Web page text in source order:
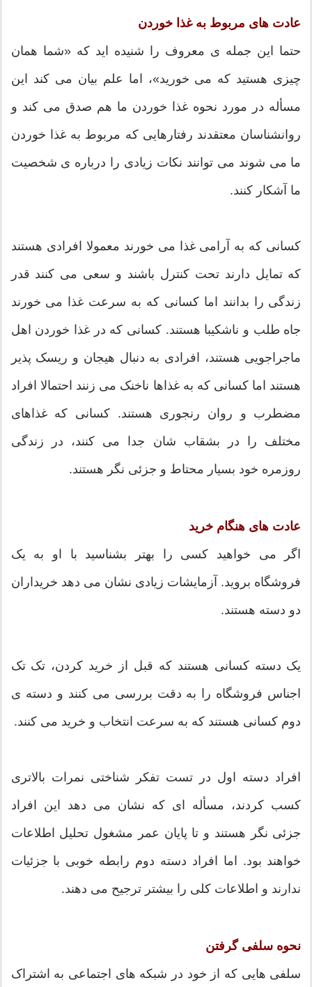
عادت های مربوط به غذا خوردن
حتما این جمله ی معروف را شنیده اید که «شما همان
چیزی هستید که می خورید»، اما علم بیان می کند این
مسأله در مورد نحوه غذا خوردن ما هم صدق می کند و
روانشناسان معتقدند رفتارهایی که مربوط به غذا خوردن
ما می شوند می توانند نکات زیادی را درباره ی شخصیت
ما آشکار کنند.
کسانی که به آرامی غذا می خورند معمولا افرادی هستند
که تمایل دارند تحت کنترل باشند و سعی می کنند قدر
زندگی را بدانند اما کسانی که به سرعت غذا می خورند
جاه طلب و ناشکیبا هستند. کسانی که در غذا خوردن اهل
ماجراجویی هستند، افرادی به دنبال هیجان و ریسک پذیر
هستند اما کسانی که به غذاها ناخنک می زنند احتمالا افراد
مضطرب و روان رنجوری هستند. کسانی که غذاهای
مختلف را در بشقاب شان جدا می کنند، در زندگی
روزمره خود بسیار محتاط و جزئی نگر هستند.
عادت های هنگام خرید
اگر می خواهید کسی را بهتر بشناسید با او به یک
فروشگاه بروید. آزمایشات زیادی نشان می دهد خریداران
دو دسته هستند.
یک دسته کسانی هستند که قبل از خرید کردن، تک تک
اجناس فروشگاه را به دقت بررسی می کنند و دسته ی
دوم کسانی هستند که به سرعت انتخاب و خرید می کنند.
افراد دسته اول در تست تفکر شناختی نمرات بالاتری
کسب کردند، مسأله ای که نشان می دهد این افراد
جزئی نگر هستند و تا پایان عمر مشغول تحلیل اطلاعات
خواهند بود. اما افراد دسته دوم رابطه خوبی با جزئیات
ندارند و اطلاعات کلی را بیشتر ترجیح می دهند.
نحوه سلفی گرفتن
سلفی هایی که از خود در شبکه های اجتماعی به اشتراک